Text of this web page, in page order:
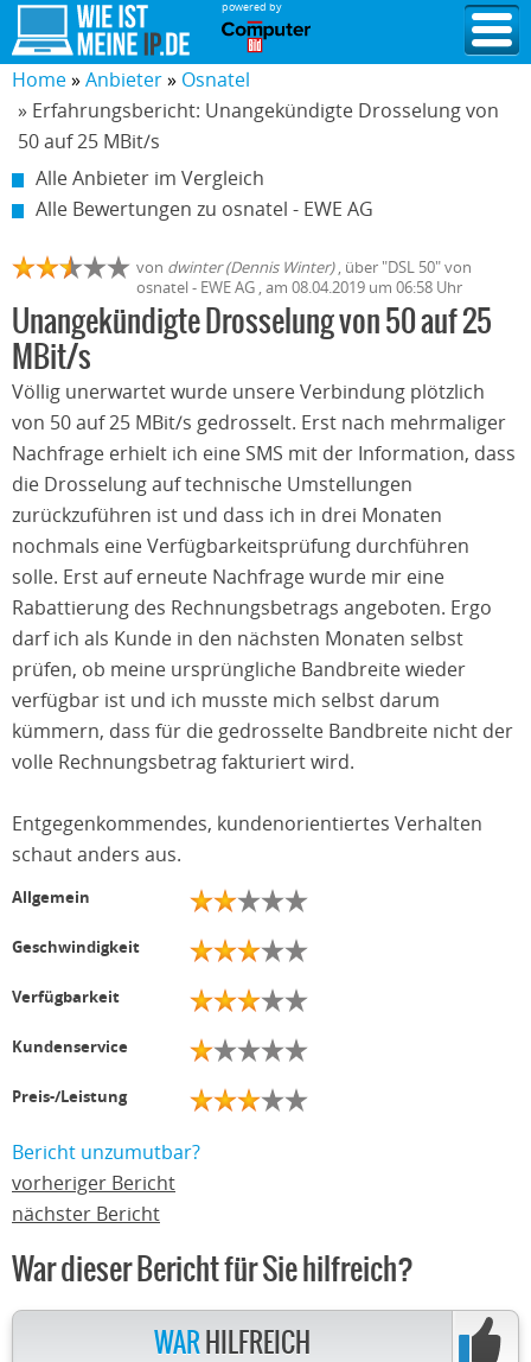
powered by
Home Anbieter
Osnatel
» Erfahrungsbericht: Unangekündigte Drosselung von
50 auf 25 MBit/s
Alle Anbieter im Vergleich
Alle Bewertungen zu osnatel - EWE AG
von dwinter (Dennis Winter), über "DSL 50" von
osnatel - EWE AG , am 08.04.2019 um 06:58 Uhr
Unangekündigte Drosselung von 50 auf 25
MBit/s
Völlig unerwartet wurde unsere Verbindung plötzlich
von 50 auf 25 MBit/s gedrosselt. Erst nach mehrmaliger
Nachfrage erhielt ich eine SMS mit der Information, dass
die Drosselung auf technische Umstellungen
zurückzuführen ist und dass ich in drei Monaten
nochmals eine Verfügbarkeitsprüfung durchführen
solle. Erst auf erneute Nachfrage wurde mir eine
Rabattierung des Rechnungsbetrags angeboten. Ergo
darf ich als Kunde in den nächsten Monaten selbst
prüfen, ob meine ursprüngliche Bandbreite wieder
verfügbar ist und ich musste mich selbst darum
kümmern, dass für die gedrosselte Bandbreite nicht der
volle Rechnungsbetrag fakturiert wird.
Entgegenkommendes, kundenorientiertes Verhalten
schaut anders aus.
Allgemein
Geschwindigkeit
Verfügbarkeit
Kundenservice
Preis-/Leistung
Bericht unzumutbar?
vorheriger Bericht
nächster Bericht
War dieser Bericht für Sie hilfreich?
WAR HILFREICH